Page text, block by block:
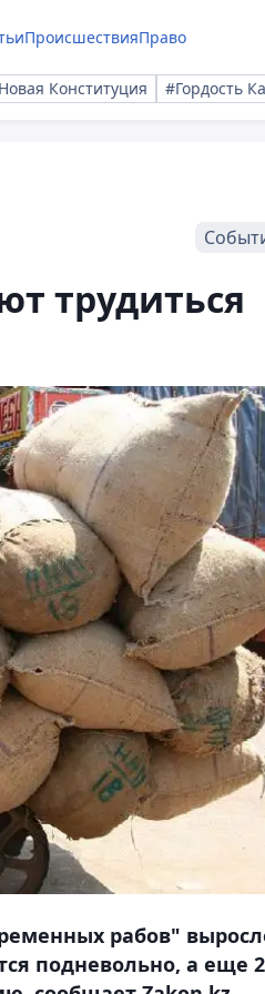
ПроисшествияПраво
Конституция #Гордость
трудиться
рабов"
подневольно, а еще